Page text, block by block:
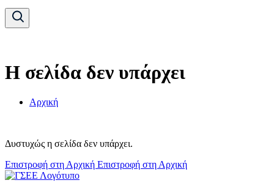
Η σελίδα δεν υπάρχει
Αρχική
Δυστυχώς η σελίδα δεν υπάρχει.
Επιστροφή στη Αρχική Επιστροφή στη Αρχική